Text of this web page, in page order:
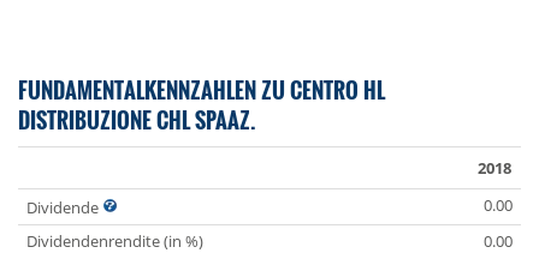
FUNDAMENTALKENNZAHLEN ZU CENTRO HL
DISTRIBUZIONE CHL SPAAZ.
2018
Dividende
0.00
Dividendenrendite (in %)
0.00